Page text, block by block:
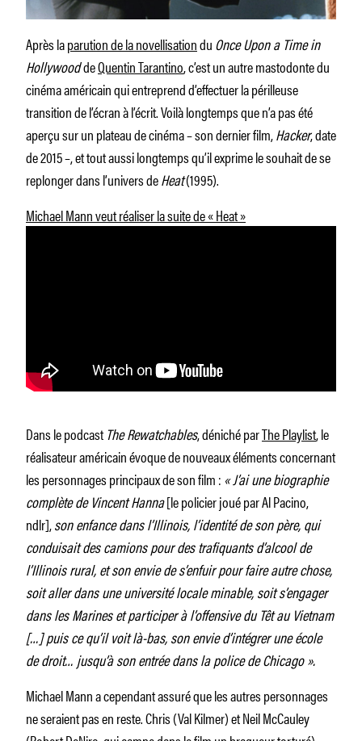
Après laparution de la novellisationduOnce Upon a Time in
HollywooddeQuentin Tarantino, c’est un autre mastodonte du
cinéma américain qui entreprend d’effectuer la périlleuse
transition de l’écran à l’écrit. Voilà longtemps que n’a pas été
aperçu sur un plateau de cinéma – son dernier film,Hacker, date
de 2015 –, et tout aussi longtemps qu’il exprime le souhait de se
replonger dans l’univers deHeat(1995).
Michael Mann veut réaliser la suite de « Heat »
Dans le podcastThe Rewatchables, déniché parThe Playlist, le
réalisateur américain évoque de nouveaux éléments concernant
les personnages principaux de son film : « J’ai une biographie
complète de Vincent Hanna[le policier joué par Al Pacino,
ndlr],son enfance dans l’Illinois, l’identité de son père, qui
conduisait des camions pour des trafiquants d’alcool de
l’Illinois rural, et son envie de s’enfuir pour faire autre chose,
soit aller dans une université locale minable, soit s’engager
dans les Marines et participer à l’offensive du Têt au Vietnam
[…] puis ce qu’il voit là-bas, son envie d’intégrer une école
de droit… jusqu’à son entrée dans la police de Chicago ».
Michael Mann a cependant assuré que les autres personnages
ne seraient pas en reste. Chris (Val Kilmer) et Neil McCauley